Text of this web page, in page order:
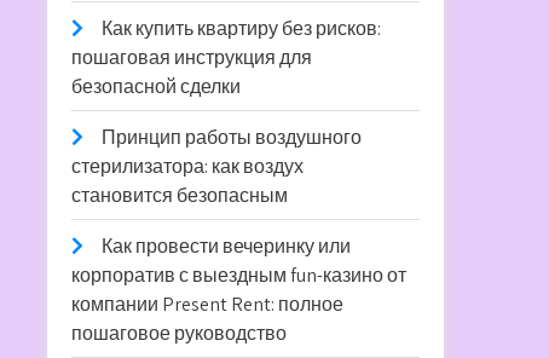
Как купить квартиру без рисков:
пошаговая инструкция для
безопасной сделки
Принцип работы воздушного
стерилизатора: как воздух
становится безопасным
Как провести вечеринку или
корпоратив с выездным fun-казино от
компании Present Rent: полное
пошаговое руководство